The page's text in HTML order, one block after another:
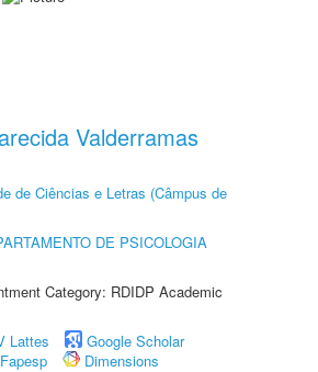
Valderramas
de Ciências e Letras (Câmpus de
DE PSICOLOGIA
Category: RDIDP Academic
Lattes
Google Scholar
Fapesp
Dimensions